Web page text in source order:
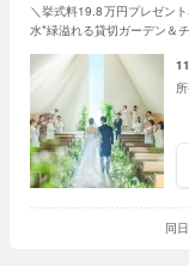
＼挙式料19.8万円プレゼン
水*緑溢れる貸切ガーデン＆
同